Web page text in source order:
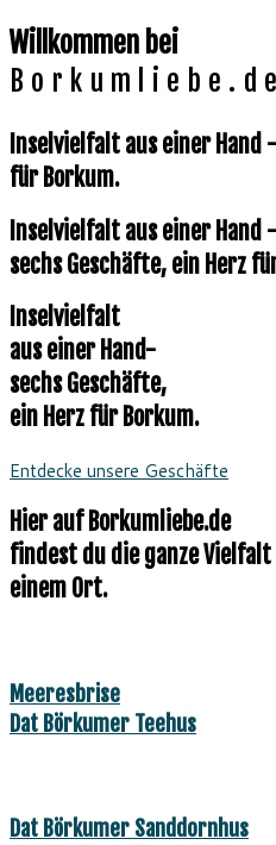
Willkommen bei
Borkumliebe.de
Inselvielfalt aus einer Hand
für Borkum.
Inselvielfalt aus einer Hand
sechs Geschäfte, ein Herz
Inselvielfalt
aus einer Hand-
sechs Geschäfte,
ein Herz für Borkum.
Entdecke unsere Geschäfte
Hier auf Borkumliebe.de
findest du die ganze
einem Ort.
Meeresbrise
Dat Börkumer Teehus
Dat Börkumer Sanddornhus